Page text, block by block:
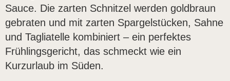
Sauce. Die zarten Schnitzel werden goldbraun
gebraten und mit zarten Spargelstücken, Sahne
und Tagliatelle kombiniert – ein perfektes
Frühlingsgericht, das schmeckt wie ein
Kurzurlaub im Süden.